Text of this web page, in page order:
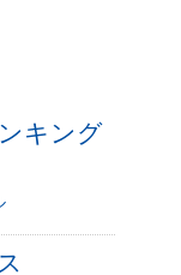
キング